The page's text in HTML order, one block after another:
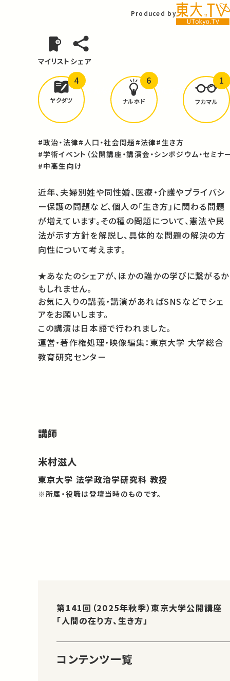
Produced by
マイリスト シェア
どんな学びがありましたか？
ヤクダツ
4
ナルホド
6
フカマル
1
#政治・法律#人口・社会問題 #法律#生き方
#学術イベント（公開講座・講演会・シンポジウム・セミナ
#中高生向け
近年、夫婦別姓や同性婚、医療・介護やプライバシ
ー保護の問題など、個人の「生き方」に関わる問題
が増えています。その種の問題について、憲法や民
法が示す方針を解説し、具体的な問題の解決の方
向性について考えます。
★あなたのシェアが、ほかの誰かの学びに繋がるか
もしれません。
お気に入りの講義・講演があればSNSなどでシェ
アをお願いします。
この講演は日本語で行われました。
運営・著作権処理・映像編集：東京大学 大学総合
教育研究センター
講師
米村滋人
東京大学 法学政治学研究科 教授
※所属・役職は登壇当時のものです。
第141回（2025年秋季）東京大学公開講座
「人間の在り方、生き方」
コンテンツ一覧